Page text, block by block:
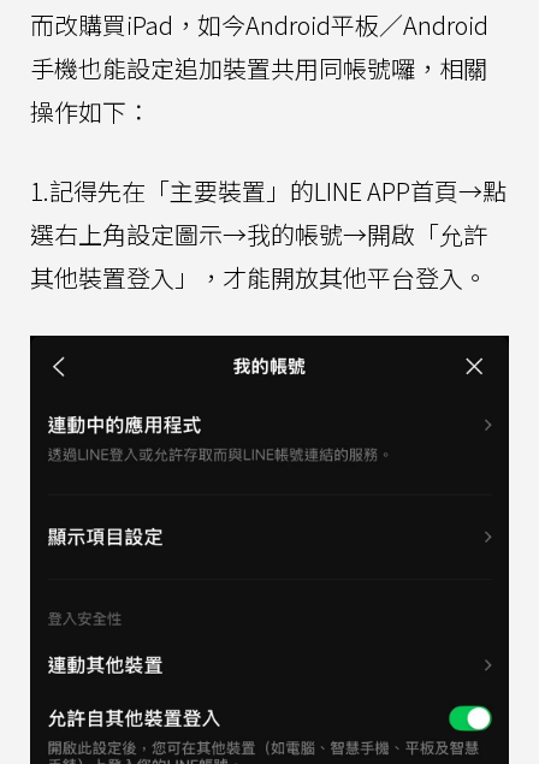
而改購買iPad，如今Android平板／Android
手機也能設定追加裝置共用同帳號囉，相關
操作如下：
1.記得先在「主要裝置」的LINE APP首頁→點
選右上角設定圖示→我的帳號→開啟「允許
其他裝置登入」，才能開放其他平台登入。